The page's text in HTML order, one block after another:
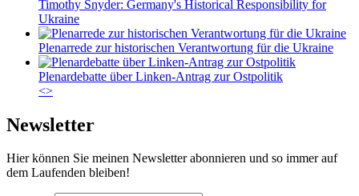
Timothy Snyder: Germany's Historical Responsibility for
Ukraine
Plenarrede zur historischen Verantwortung für die Ukraine
Plenardebatte über Linken-Antrag zur Ostpolitik
<>
Newsletter
Hier können Sie meinen Newsletter abonnieren und so immer auf
dem Laufenden bleiben!